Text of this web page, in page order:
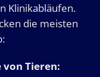
Klinikabläufen.
die meisten
Tieren: